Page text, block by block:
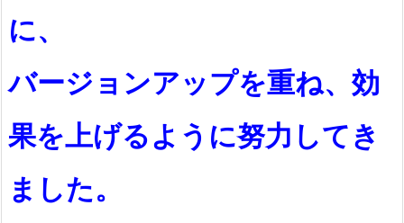
に、
バージョンアップを重ね、効
果を上げるように努力してき
ました。